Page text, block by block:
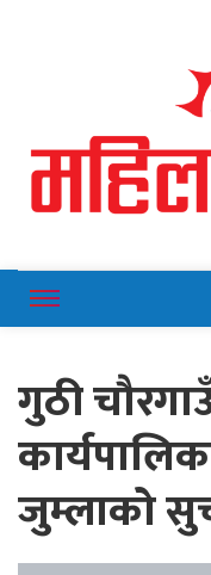
गुठी
जुम्लाको